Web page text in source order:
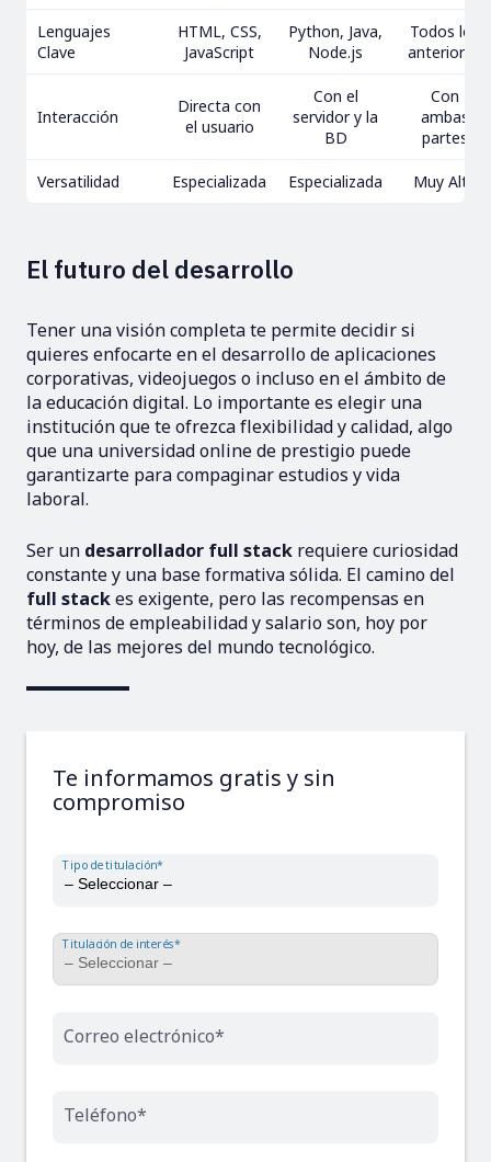
Lenguajes
Clave
HTML, CSS,
JavaScript
Python, Java,
Node.js
Todos los
anteriores
Interacción
Directa con
el usuario
Con el
servidor y la
BD
Con
ambas
partes
Versatilidad Especializada Especializada Muy Alta
El futuro del desarrollo
Tener una visión completa te permite decidir si
quieres enfocarte en el desarrollo de aplicaciones
corporativas, videojuegos o incluso en el ámbito de
la educación digital. Lo importante es elegir una
institución que te ofrezca flexibilidad y calidad, algo
que una universidad online de prestigio puede
garantizarte para compaginar estudios y vida
laboral.
Ser un desarrollador full stack requiere curiosidad
constante y una base formativa sólida. El camino del
full stackes exigente, pero las recompensas en
términos de empleabilidad y salario son, hoy por
hoy, de las mejores del mundo tecnológico.
Te informamos gratis y sin
compromiso
Tipo de titulación*
Titulación de interés*
Correo electrónico*
Teléfono*